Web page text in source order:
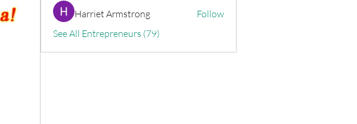
Harriet Armstrong
Follow
See All Entrepreneurs (79)